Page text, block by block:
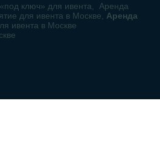
ключ» для ивента, Аренда
для ивента в Москве, Аренда
ивента в Москве